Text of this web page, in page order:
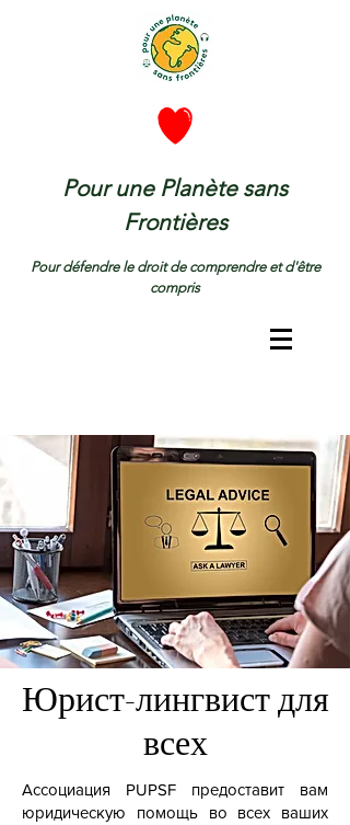
Pour une Planète sans
Frontières
Pour défendre le droit de comprendre et d'être
compris
Юрист-лингвист для
всех
Ассоциация PUPSF предоставит вам
юридическую помощь во всех ваших